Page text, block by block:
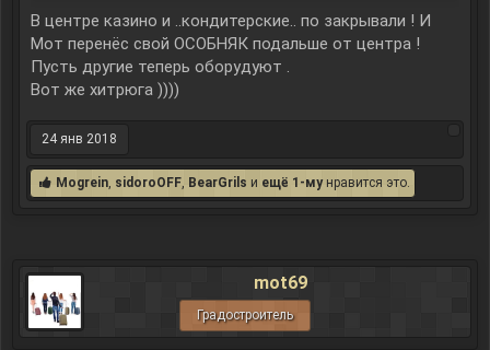
В центре казино и ..кондитерские.. по закрывали ! И
Мот перенёс свой ОСОБНЯК подальше от центра !
Пусть другие теперь оборудуют .
Вот же хитрюга ))))
24 янв 2018
Mogrein, sidoroOFF, BearGrils и ещё 1-мунравится это.
mot69
Градостроитель